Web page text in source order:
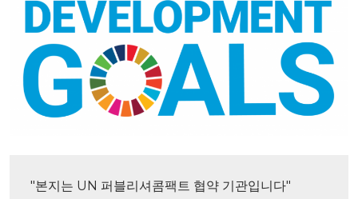
"본지는 UN 퍼블리셔콤팩트 협약 기관입니다"